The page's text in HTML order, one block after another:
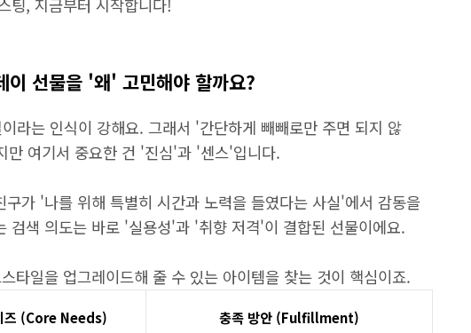
팅, 지금부터 시작합니다!
선물을 '왜' 고민해야 할까요?
라는 인식이 강해요. 그래서 '간단하게 빼빼로만 주면 되지 않
만 여기서 중요한 건 '진심'과 '센스'입니다.
가 '나를 위해 특별히 시간과 노력을 들였다는 사실'에서 감동을
검색 의도는 바로 '실용성'과 '취향 저격'이 결합된 선물이에요.
타일을 업그레이드해 줄 수 있는 아이템을 찾는 것이 핵심이죠.
즈 (Core Needs) 충족 방안 (Fulfillment)